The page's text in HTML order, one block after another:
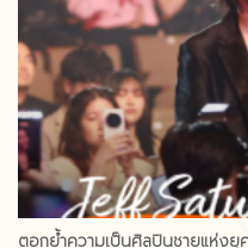
ตอกย้ำความเป็นศิลปินชายแห่งยุ